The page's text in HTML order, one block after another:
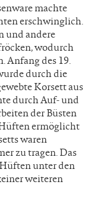
machte
erschwinglich.
und andere
wodurch
Anfang des 19.
durch die
Korsett aus
durch Auf- und
der Büsten
ermöglicht
waren
zu tragen. Das
unter den
weiteren